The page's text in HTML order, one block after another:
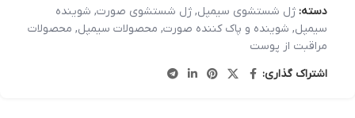
دسته: ژل شستشوی سیمپل, ژل شستشوی صورت, شوینده
سیمپل, شوینده و پاک کننده صورت, محصولات سیمپل, محصولات
مراقبت از پوست
اشتراک گذاری: